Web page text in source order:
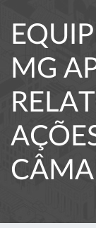
MG